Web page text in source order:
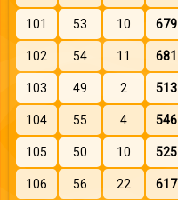
101
53 10 679
102
54 11 681
103
49 2 513
104
55 4 546
105
50 10 525
106
56 22 617